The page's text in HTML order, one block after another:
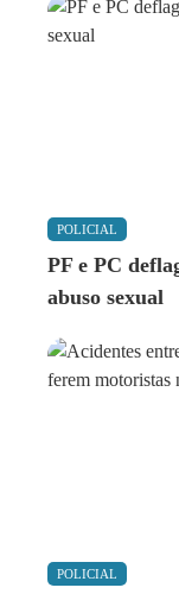
POLICIAL
PF e PC
abuso sexual
POLICIAL